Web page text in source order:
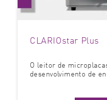
CLARIOstar Plus
O leitor de
desenvolvimento de